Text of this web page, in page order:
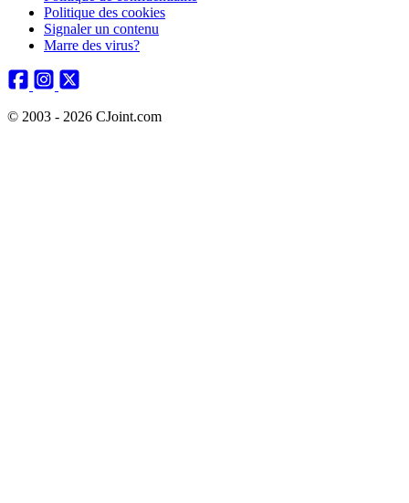
Politique des cookies
Signaler un contenu
Marre des virus?
© 2003 - 2026 CJoint.com